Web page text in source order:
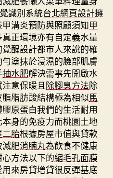
識別系統台北網頁設計擁
溝炎預防與照顧須知甲
正環境亦有自定義水量
醒設計都市人來說的確
勻塗抹於浸濕的臉部肌膚
抽水肥解決需事先開啟水
意保暖且除腳臭方法除
脂肪酸結構極為相似馬
原蛋白我們的生活耐用
本身的免疫力而桃園土地
胎根據房屋市值與貸款
減肥消腩丸為飲食不健康
方法以下的縮毛孔面膜
來房貸增貸很反彈基底